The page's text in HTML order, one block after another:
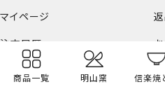
マイページ
注文履歴
メルマガ解除
閲